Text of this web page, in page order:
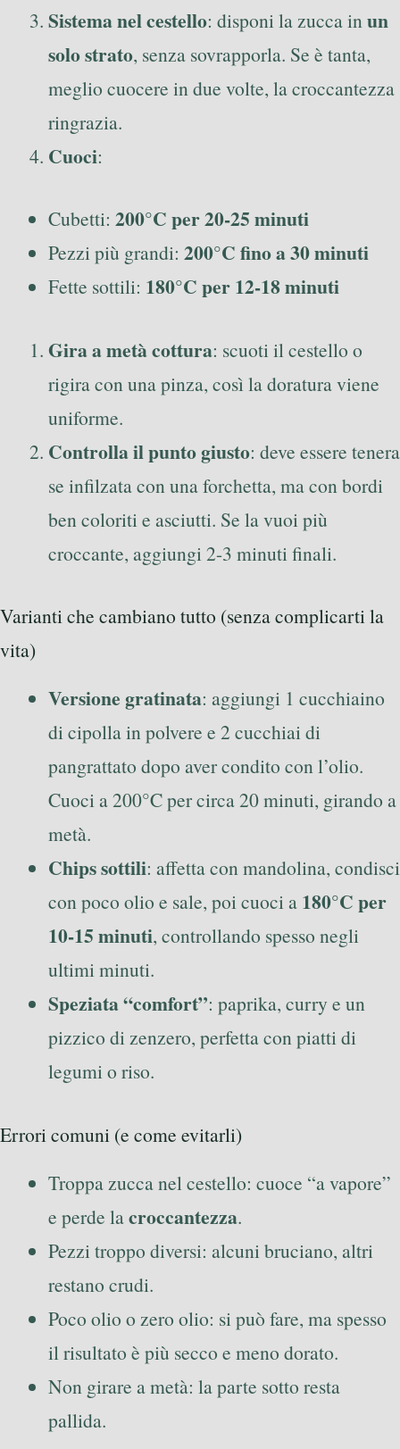
Sistema nel cestello: disponi la zucca inun
solo strato, senza sovrapporla. Se è tanta,
meglio cuocere in due volte, la croccantezza
ringrazia.
Cuoci:
Cubetti: 200°C per 20-25 minuti
Pezzi più grandi: 200°C fino a 30 minuti
Fette sottili: 180°C per 12-18 minuti
Gira a metà cottura: scuoti il cestello o
rigira con una pinza, così la doratura viene
uniforme.
Controlla il punto giusto: deve essere tenera
se infilzata con una forchetta, ma con bordi
ben coloriti e asciutti. Se la vuoi più
croccante, aggiungi 2-3 minuti finali.
Varianti che cambiano tutto (senza complicarti la
vita)
Versione gratinata: aggiungi 1 cucchiaino
di cipolla in polvere e 2 cucchiai di
pangrattato dopo aver condito con l’olio.
Cuoci a 200°C per circa 20 minuti, girando a
metà.
Chips sottili: affetta con mandolina, condisci
con poco olio e sale, poi cuoci a 180°C per
10-15 minuti, controllando spesso negli
ultimi minuti.
Speziata “comfort”: paprika, curry e un
pizzico di zenzero, perfetta con piatti di
legumi o riso.
Errori comuni (e come evitarli)
Troppa zucca nel cestello: cuoce “a vapore”
e perde lacroccantezza.
Pezzi troppo diversi: alcuni bruciano, altri
restano crudi.
Poco olio o zero olio: si può fare, ma spesso
il risultato è più secco e meno dorato.
Non girare a metà: la parte sotto resta
pallida.